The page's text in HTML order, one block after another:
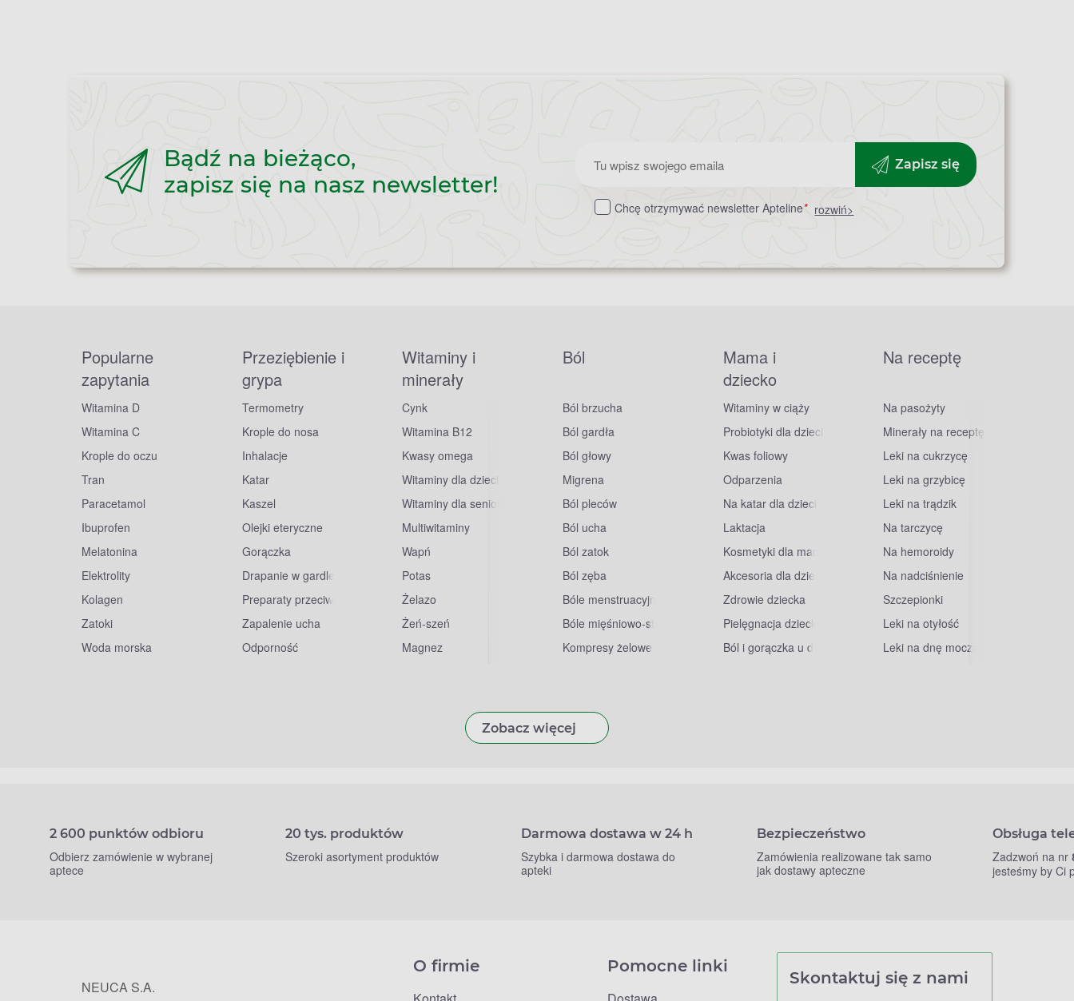
Bądź na bieżąco,
zapisz się na nasz newsletter!
Zapisz
do
Zapisz się
Chcę otrzymywać newsletter Apteline* rozwiń>
Popularne
zapytania
Witamina D
Witamina C
Krople do oczu
Tran
Paracetamol
Ibuprofen
Melatonina
Elektrolity
Kolagen
Zatoki
Woda morska
Przeziębienie i
grypa
Termometry
Krople do nosa
Inhalacje
Katar
Kaszel
Olejki eteryczne
Gorączka
Drapanie w gardle
Preparaty przeciwwirusowe
Zapalenie ucha
Odporność
Witaminy i
minerały
Cynk
Witamina B12
Kwasy omega
Witaminy dla dzieci
Witaminy dla seniorów
Multiwitaminy
Wapń
Potas
Żelazo
Żeń-szeń
Magnez
Ból
Ból brzucha
Ból gardła
Ból głowy
Migrena
Ból pleców
Ból ucha
Ból zatok
Ból zęba
Bóle menstruacyjne
Bóle mięśniowo-stawowe
Kompresy żelowe
Mama i
dziecko
Witaminy w ciąży
Probiotyki dla dzieci
Kwas foliowy
Odparzenia
Na katar dla dzieci
Laktacja
Kosmetyki dla mam
Akcesoria dla dzieci
Zdrowie dziecka
Pielęgnacja dziecka
Ból i gorączka u dzieci
Na receptę
Na pasożyty
Minerały na receptę
Leki na cukrzycę
Leki na grzybicę
Leki na trądzik
Na tarczycę
Na hemoroidy
Na nadciśnienie
Szczepionki
Leki na otyłość
Leki na dnę moczanową
Zobacz więcej
2 600 punktów odbioru
Odbierz zamówienie w wybranej
aptece
20 tys. produktów
Szeroki asortyment produktów
Darmowa dostawa w 24 h
Szybka i darmowa dostawa do
apteki
Bezpieczeństwo
Zamówienia realizowane tak samo
jak dostawy apteczne
Obsługa
Zadzwoń na nr
jesteśmy by Ci
NEUCA S.A.
O firmie Pomocne linki
Skontaktuj się z nami